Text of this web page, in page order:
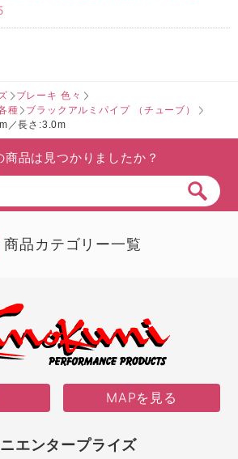
ブレーキ 色々
種
ブラックアルミパイプ （チューブ）
／長さ:3.0m
商品は見つかりましたか？
商品カテゴリー一覧
MAPを見る
エンタープライズ